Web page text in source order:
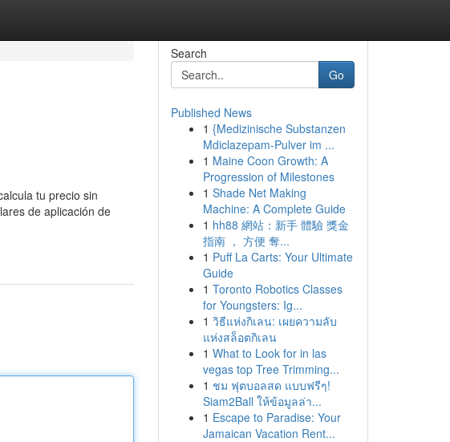
tu precio sin
de aplicación de
Search
Go
Published News
1 {Medizinische Substanzen
Mdiclazepam-Pulver im ...
1 Maine Coon Growth: A
Progression of Milestones
1 Shade Net Making
Machine: A Complete Guide
1 hh88 網站：新手 體驗 獎金
指南 ， 方便 奪...
1 Puff La Carts: Your Ultimate
Guide
1 Toronto Robotics Classes
for Youngsters: Ig...
1 วิธีแห่งกิเลน: เผยความลับ
แห่งสล็อตกิเลน
1 What to Look for in las
vegas top Tree Trimming...
1 ชม ฟุตบอลสด แบบฟรีๆ!
Siam2Ball ให้ข้อมูลล่า...
1 Escape to Paradise: Your
Jamaican Vacation Rent...